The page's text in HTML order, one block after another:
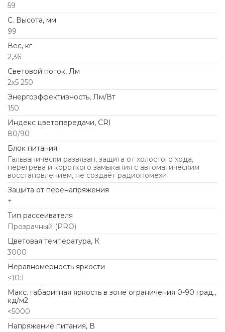
59
C. Высота, мм
99
Вес, кг
2,36
Световой поток, Лм
2х5 250
Энергоэффективность, Лм/Вт
150
Индекс цветопередачи, CRI
80/90
Блок питания
Гальванически развязан, защита от холостого хода,
перегрева и короткого замыкания с автоматическим
восстановлением, не создаёт радиопомехи
Защита от перенапряжения
+
Тип рассеивателя
Прозрачный (PRO)
Цветовая температура, К
3000
Неравномерность яркости
<10:1
Макс. габаритная яркость в зоне ограничения 0-90 град.,
кд/м2
<5000
Напряжение питания, В